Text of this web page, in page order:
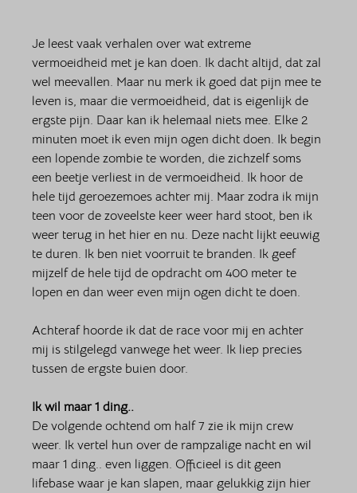
Je leest vaak verhalen over wat extreme
vermoeidheid met je kan doen. Ik dacht altijd, dat zal
wel meevallen. Maar nu merk ik goed dat pijn mee te
leven is, maar die vermoeidheid, dat is eigenlijk de
ergste pijn. Daar kan ik helemaal niets mee. Elke 2
minuten moet ik even mijn ogen dicht doen. Ik begin
een lopende zombie te worden, die zichzelf soms
een beetje verliest in de vermoeidheid. Ik hoor de
hele tijd geroezemoes achter mij. Maar zodra ik mijn
teen voor de zoveelste keer weer hard stoot, ben ik
weer terug in het hier en nu. Deze nacht lijkt eeuwig
te duren. Ik ben niet voorruit te branden. Ik geef
mijzelf de hele tijd de opdracht om 400 meter te
lopen en dan weer even mijn ogen dicht te doen.
Achteraf hoorde ik dat de race voor mij en achter
mij is stilgelegd vanwege het weer. Ik liep precies
tussen de ergste buien door.
Ik wil maar 1 ding..
De volgende ochtend om half 7 zie ik mijn crew
weer. Ik vertel hun over de rampzalige nacht en wil
maar 1 ding.. even liggen. Officieel is dit geen
lifebase waar je kan slapen, maar gelukkig zijn hier